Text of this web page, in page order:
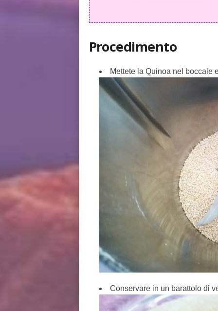
Procedimento
Mettete la Quinoa nel boccale
Conservare in un barattolo di